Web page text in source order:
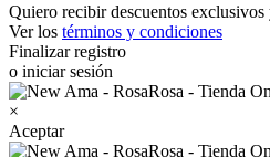
Quiero recibir descuentos
Ver los términos y condiciones
Finalizar registro
o iniciar sesión
×
Aceptar